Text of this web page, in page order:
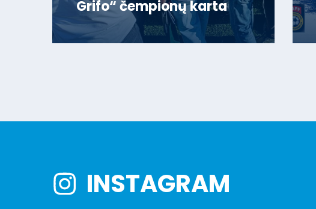
Grifo“ čempionų karta
INSTAGRAM